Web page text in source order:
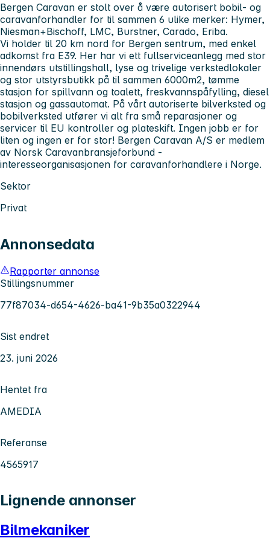
Bergen Caravan er stolt over å være autorisert bobil- og
caravanforhandler for til sammen 6 ulike merker: Hymer,
Niesman+Bischoff, LMC, Burstner, Carado, Eriba.
Vi holder til 20 km nord for Bergen sentrum, med enkel
adkomst fra E39. Her har vi ett fullserviceanlegg med stor
innendørs utstillingshall, lyse og trivelige verkstedlokaler
og stor utstyrsbutikk på til sammen 6000m2, tømme
stasjon for spillvann og toalett, freskvannspåfylling, diesel
stasjon og gassautomat. På vårt autoriserte bilverksted og
bobilverksted utfører vi alt fra små reparasjoner og
servicer til EU kontroller og plateskift. Ingen jobb er for
liten og ingen er for stor! Bergen Caravan A/S er medlem
av Norsk Caravanbransjeforbund -
interesseorganisasjonen for caravanforhandlere i Norge.
Sektor
Privat
Annonsedata
Rapporter annonse
Stillingsnummer
77f87034-d654-4626-ba41-9b35a0322944
Sist endret
23. juni 2026
Hentet fra
AMEDIA
Referanse
4565917
Lignende annonser
Bilmekaniker